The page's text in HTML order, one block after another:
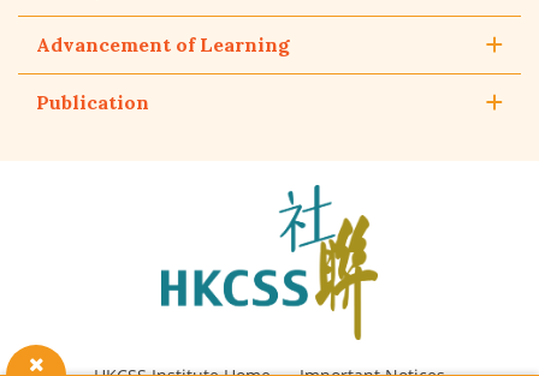
Advancement of Learning
Publication
Council